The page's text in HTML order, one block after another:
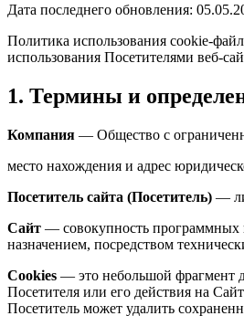
Дата последнего обновления:
Политика использования cookie-
использования Посетителями веб-
1. Термины и
Компания — Общество с
место нахождения и адрес
Посетитель сайта (Посетитель) —
Сайт — совокупность
назначением, посредством
Cookies — это небольшой фрагмент
Посетителя или его действия на
Посетитель может удалить